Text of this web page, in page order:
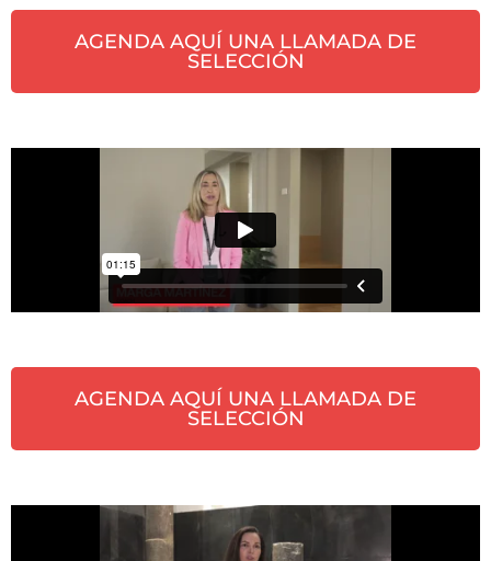
AGENDA AQUÍ UNA LLAMADA DE
SELECCIÓN
AGENDA AQUÍ UNA LLAMADA DE
SELECCIÓN